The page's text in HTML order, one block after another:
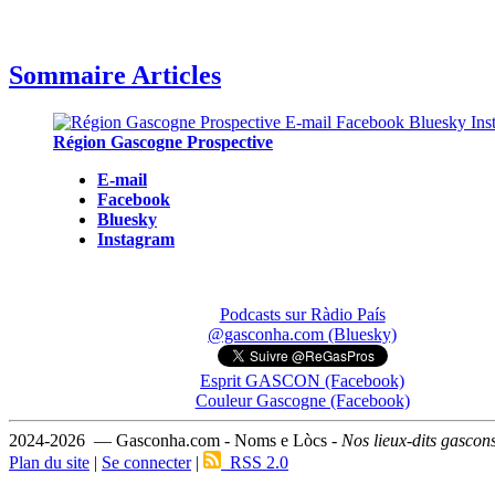
Sommaire Articles
Région Gascogne Prospective
E-mail
Facebook
Bluesky
Instagram
Podcasts sur Ràdio País
@gasconha.com (Bluesky)
Esprit GASCON (Facebook)
Couleur Gascogne (Facebook)
2024-2026 — Gasconha.com - Noms e Lòcs - Nos lieux-dits
Plan du site | Se connecter| RSS 2.0